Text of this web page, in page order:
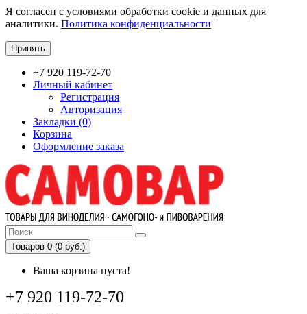
Я согласен с условиями обработки cookie и данных для
аналитики. Политика конфиденциальности
Принять
+7 920 119-72-70
Личный кабинет
Регистрация
Авторизация
Закладки (0)
Корзина
Оформление заказа
Товаров 0 (0 руб.)
Ваша корзина пуста!
+7 920 119-72-70